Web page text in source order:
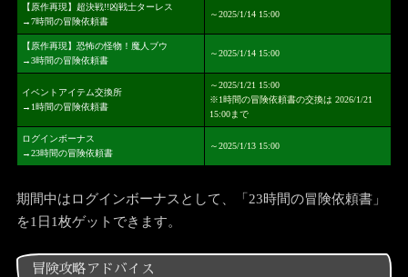
【原作再現】超決戦!!凶戦士ターレス
→7時間の冒険依頼書
～2025/1/14 15:00
【原作再現】恐怖の怪物！魔人ブウ
→3時間の冒険依頼書
～2025/1/14 15:00
イベントアイテム交換所
→1時間の冒険依頼書
～2025/1/21 15:00
※1時間の冒険依頼書の交換は 2026/1/21
15:00まで
ログインボーナス
→23時間の冒険依頼書
～2025/1/13 15:00
期間中はログインボーナスとして、「23時間の冒険依頼書」
を1日1枚ゲットできます。
冒険攻略アドバイス